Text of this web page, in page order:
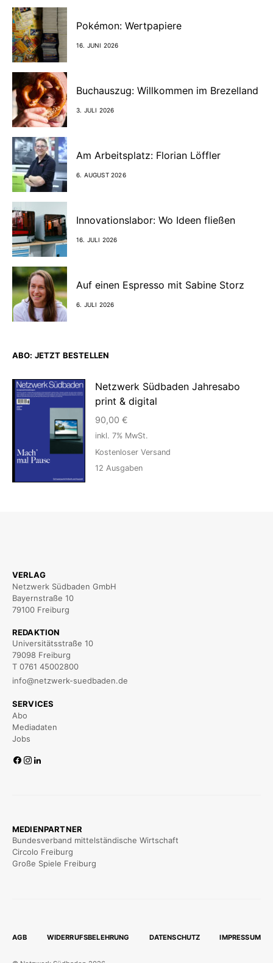
Pokémon: Wertpapiere
16. JUNI 2026
Buchauszug: Willkommen im Brezelland
3. JULI 2026
Am Arbeitsplatz: Florian Löffler
6. AUGUST 2026
Innovationslabor: Wo Ideen fließen
16. JULI 2026
Auf einen Espresso mit Sabine Storz
6. JULI 2026
ABO: JETZT BESTELLEN
Netzwerk Südbaden Jahresabo
print & digital
90,00 €
inkl. 7% MwSt.
Kostenloser Versand
12 Ausgaben
VERLAG
Netzwerk Südbaden GmbH
Bayernstraße 10
79100 Freiburg
REDAKTION
Universitätsstraße 10
79098 Freiburg
T 0761 45002800
info@netzwerk-suedbaden.de
SERVICES
Abo
Mediadaten
Jobs
MEDIENPARTNER
Bundesverband mittelständische Wirtschaft
Circolo Freiburg
Große Spiele Freiburg
AGB WIDERRUFSBELEHRUNG DATENSCHUTZ IMPRESSUM